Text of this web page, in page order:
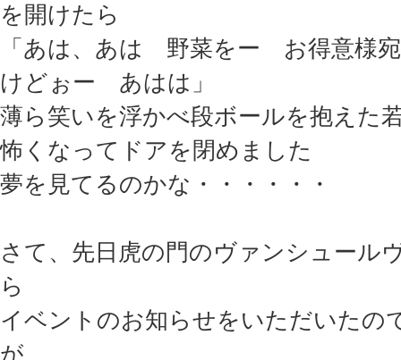
を開けたら
「あは、あは 野菜をー お得意様
けどぉー あはは」
薄ら笑いを浮かべ段ボールを抱えた
怖くなってドアを閉めました
夢を見てるのかな・・・・・・
さて、先日虎の門のヴァンシュール
ら
イベントのお知らせをいただいたの
が